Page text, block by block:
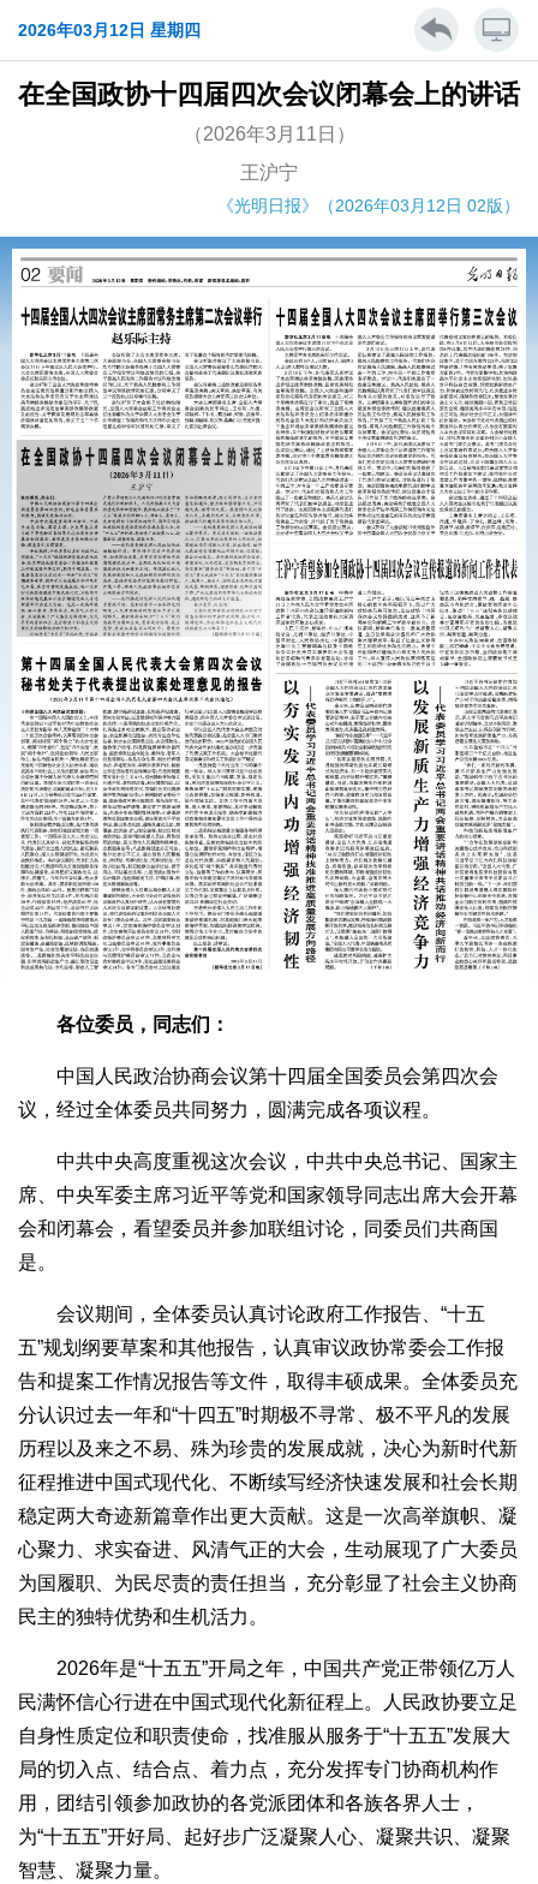
2026年03月12日 星期四
在全国政协十四届四次会议闭幕会上的讲话
（2026年3月11日）
王沪宁
《光明日报》（2026年03月12日 02版）
各位委员，同志们：
中国人民政治协商会议第十四届全国委员会第四次会
议，经过全体委员共同努力，圆满完成各项议程。
中共中央高度重视这次会议，中共中央总书记、国家主
席、中央军委主席习近平等党和国家领导同志出席大会开幕
会和闭幕会，看望委员并参加联组讨论，同委员们共商国
是。
会议期间，全体委员认真讨论政府工作报告、“十五
五”规划纲要草案和其他报告，认真审议政协常委会工作报
告和提案工作情况报告等文件，取得丰硕成果。全体委员充
分认识过去一年和“十四五”时期极不寻常、极不平凡的发展
历程以及来之不易、殊为珍贵的发展成就，决心为新时代新
征程推进中国式现代化、不断续写经济快速发展和社会长期
稳定两大奇迹新篇章作出更大贡献。这是一次高举旗帜、凝
心聚力、求实奋进、风清气正的大会，生动展现了广大委员
为国履职、为民尽责的责任担当，充分彰显了社会主义协商
民主的独特优势和生机活力。
2026年是“十五五”开局之年，中国共产党正带领亿万人
民满怀信心行进在中国式现代化新征程上。人民政协要立足
自身性质定位和职责使命，找准服从服务于“十五五”发展大
局的切入点、结合点、着力点，充分发挥专门协商机构作
用，团结引领参加政协的各党派团体和各族各界人士，
为“十五五”开好局、起好步广泛凝聚人心、凝聚共识、凝聚
智慧、凝聚力量。